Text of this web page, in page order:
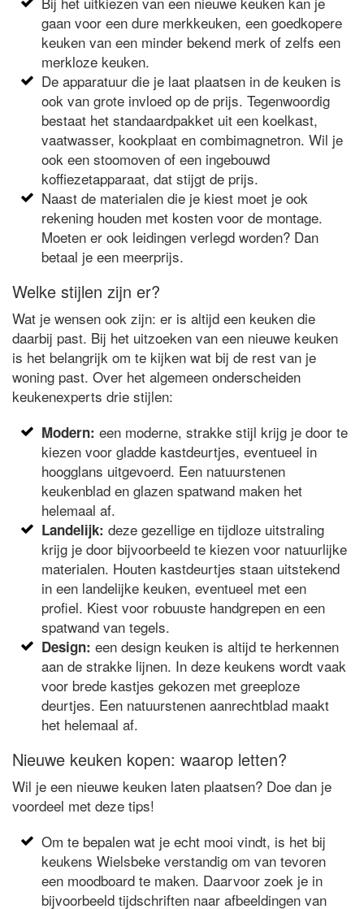
gaan voor een dure merkkeuken, een goedkopere
keuken van een minder bekend merk of zelfs een
merkloze keuken.
De apparatuur die je laat plaatsen in de keuken is
ook van grote invloed op de prijs. Tegenwoordig
bestaat het standaardpakket uit een koelkast,
vaatwasser, kookplaat en combimagnetron. Wil je
ook een stoomoven of een ingebouwd
koffiezetapparaat, dat stijgt de prijs.
Naast de materialen die je kiest moet je ook
rekening houden met kosten voor de montage.
Moeten er ook leidingen verlegd worden? Dan
betaal je een meerprijs.
Welke stijlen zijn er?
Wat je wensen ook zijn: er is altijd een keuken die
daarbij past. Bij het uitzoeken van een nieuwe keuken
is het belangrijk om te kijken wat bij de rest van je
woning past. Over het algemeen onderscheiden
keukenexperts drie stijlen:
Modern: een moderne, strakke stijl krijg je door te
kiezen voor gladde kastdeurtjes, eventueel in
hoogglans uitgevoerd. Een natuurstenen
keukenblad en glazen spatwand maken het
helemaal af.
Landelijk: deze gezellige en tijdloze uitstraling
krijg je door bijvoorbeeld te kiezen voor natuurlijke
materialen. Houten kastdeurtjes staan uitstekend
in een landelijke keuken, eventueel met een
profiel. Kiest voor robuuste handgrepen en een
spatwand van tegels.
Design: een design keuken is altijd te herkennen
aan de strakke lijnen. In deze keukens wordt vaak
voor brede kastjes gekozen met greeploze
deurtjes. Een natuurstenen aanrechtblad maakt
het helemaal af.
Nieuwe keuken kopen: waarop letten?
Wil je een nieuwe keuken laten plaatsen? Doe dan je
voordeel met deze tips!
Om te bepalen wat je echt mooi vindt, is het bij
keukens Wielsbeke verstandig om van tevoren
een moodboard te maken. Daarvoor zoek je in
bijvoorbeeld tijdschriften naar afbeeldingen van